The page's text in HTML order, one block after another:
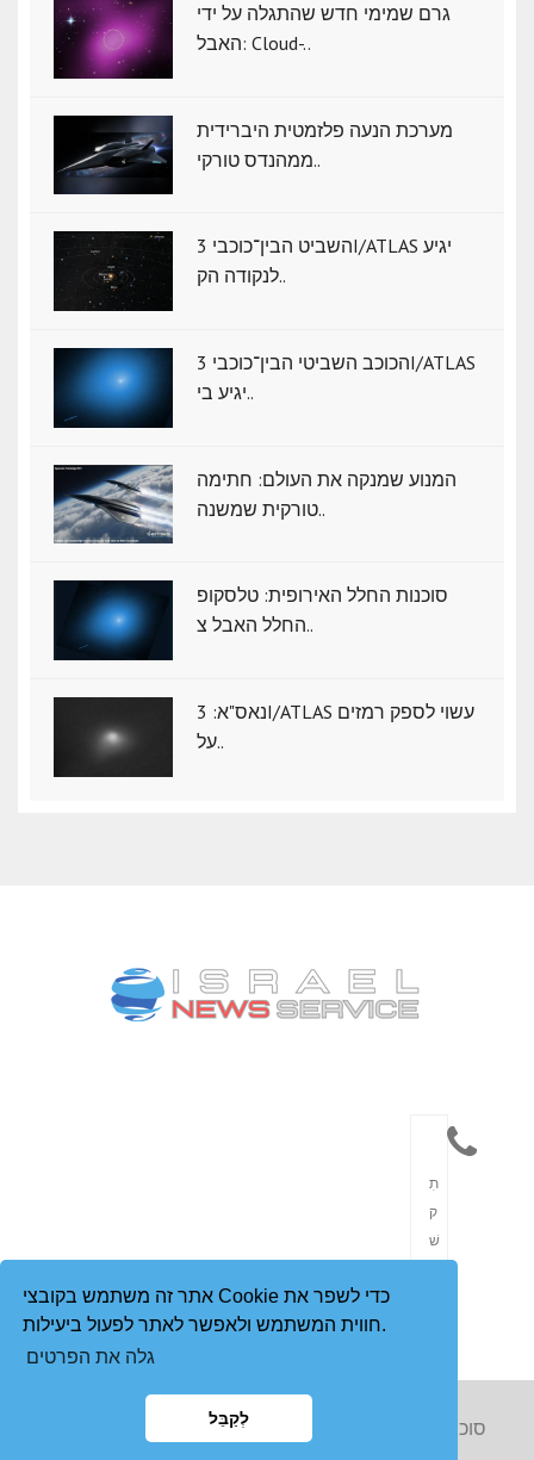
אתר זה משתמש בקובצי Cookie כדי לשפר את
חווית המשתמש ולאפשר לאתר לפעול ביעילות.
גלה את הפרטים
לְקַבֵּל
גרם שמימי חדש שהתגלה על ידי
האבל: Cloud-..
מערכת הנעה פלזמטית היברידית
ממהנדס טורקי..
השביט הבין־כוכבי 3I/ATLAS יגיע
לנקודה הק..
הכוכב השביטי הבין־כוכבי 3I/ATLAS
יגיע בי..
המנוע שמנקה את העולם: חתימה
טורקית שמשנה..
סוכנות החלל האירופית: טלסקופ
החלל האבל צ..
נאס"א: ‏3I/ATLAS עשוי לספק רמזים
על..
תִ
ק
שׁ